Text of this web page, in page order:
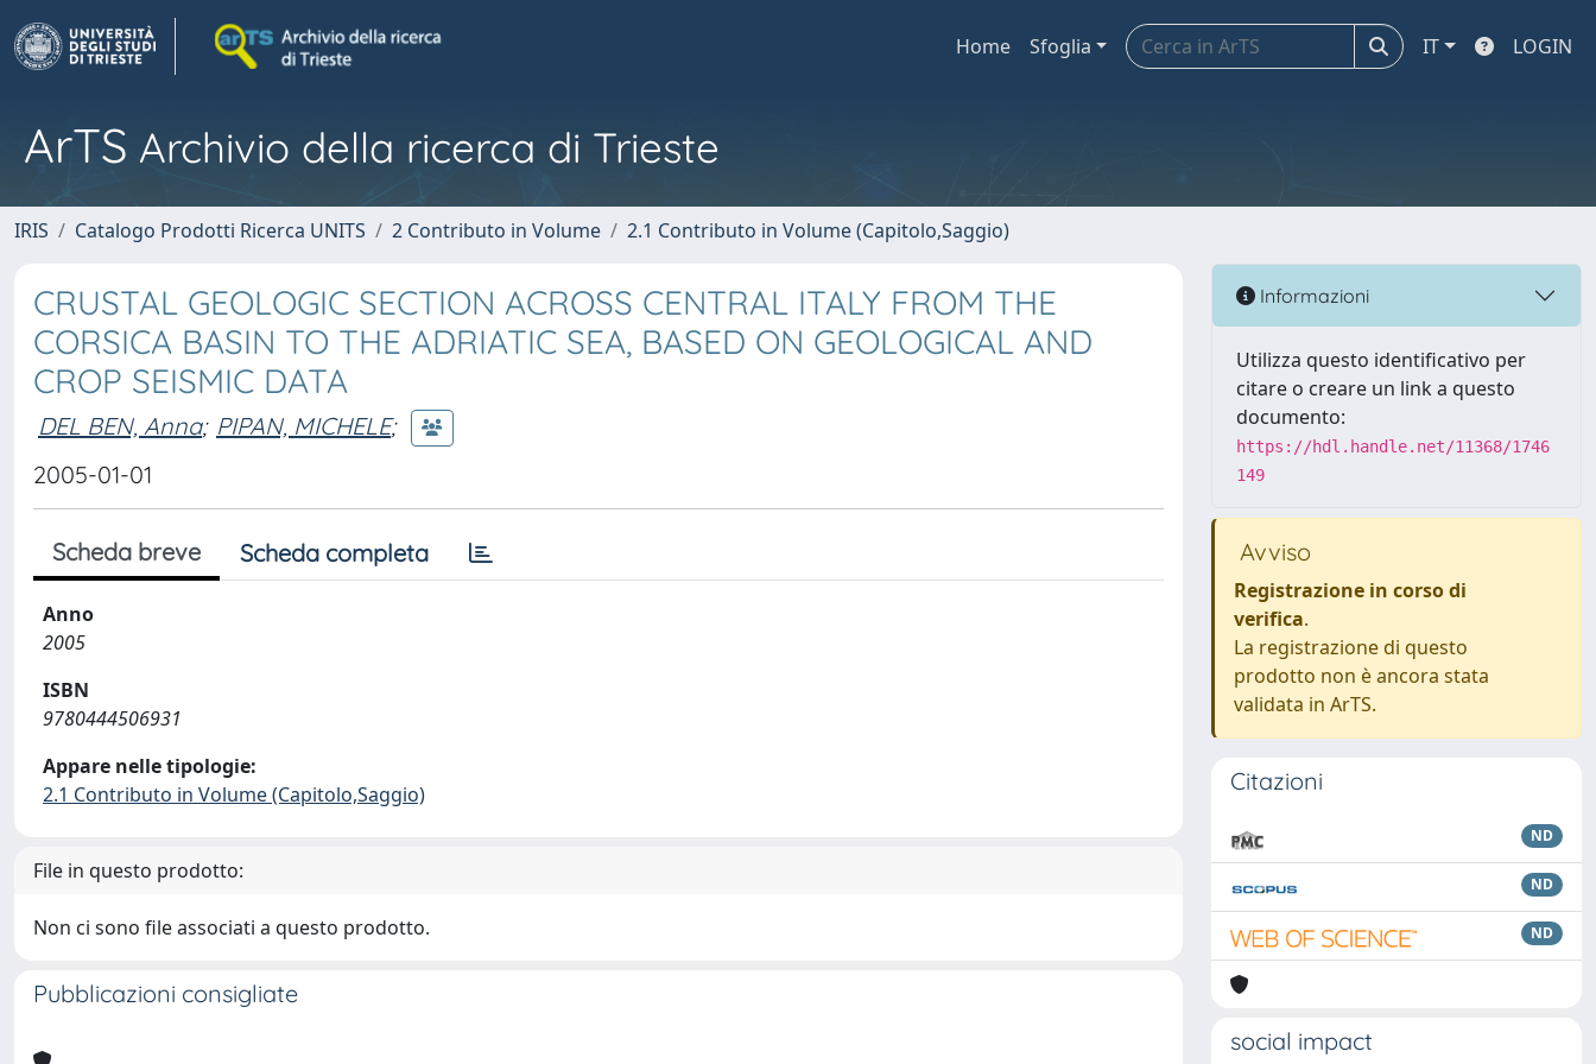
Home Sfoglia IT LOGIN
ArTS Archivio della ricerca di Trieste
IRIS Catalogo Prodotti Ricerca UNITS 2 Contributo in Volume 2.1 Contributo in Volume (Capitolo,Saggio)
CRUSTAL GEOLOGIC SECTION ACROSS CENTRAL ITALY FROM THE
CORSICA BASIN TO THE ADRIATIC SEA, BASED ON GEOLOGICAL AND
CROP SEISMIC DATA
DEL BEN, Anna; PIPAN, MICHELE;
2005-01-01
Scheda breve Scheda completa
Anno
2005
ISBN
9780444506931
Appare nelle tipologie:
2.1 Contributo in Volume (Capitolo,Saggio)
File in questo prodotto:
Non ci sono file associati a questo prodotto.
Pubblicazioni consigliate
Informazioni
Utilizza questo identificativo per
citare o creare un link a questo
documento:
https://hdl.handle.net/11368/1746
149
Avviso
Registrazione in corso di
verifica.
La registrazione di questo
prodotto non è ancora stata
validata in ArTS.
Citazioni
ND
ND
ND
social impact